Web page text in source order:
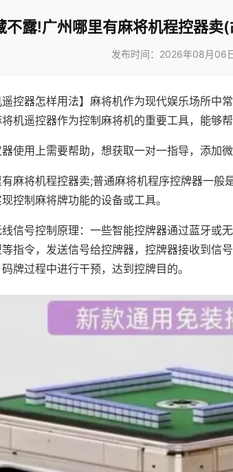
不露!广州哪里有麻将机程控器卖
发布时间：2026年08月06
遥控器怎样用法】麻将机作为现代娱乐场所中
机遥控器作为控制麻将机的重要工具，能够
使用上需要帮助，想获取一对一指导，添加
麻将机程控器卖;普通麻将机程序控牌器一般
控制麻将牌功能的设备或工具。
信号控制原理：一些智能控牌器通过蓝牙或
指令，发送信号给控牌器，控牌器接收到信
牌过程中进行干预，达到控牌目的。